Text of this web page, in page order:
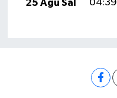
25 Ağu Sal
04:39